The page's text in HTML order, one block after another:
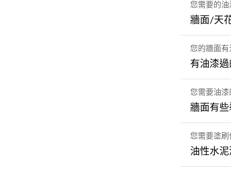
您需要的油
牆面/天
您的牆面有
有油漆
您需要油漆
牆面有些
您需要塗刷
油性水泥